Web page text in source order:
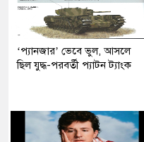
‘প্যানজার’ ভেবে ভুল, আসলে
ছিল যুদ্ধ-পরবর্তী প্যাটন ট্যাংক